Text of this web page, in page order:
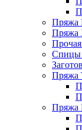
Пряжа
Пряжа
Спицы
Пряжа
Пряжа